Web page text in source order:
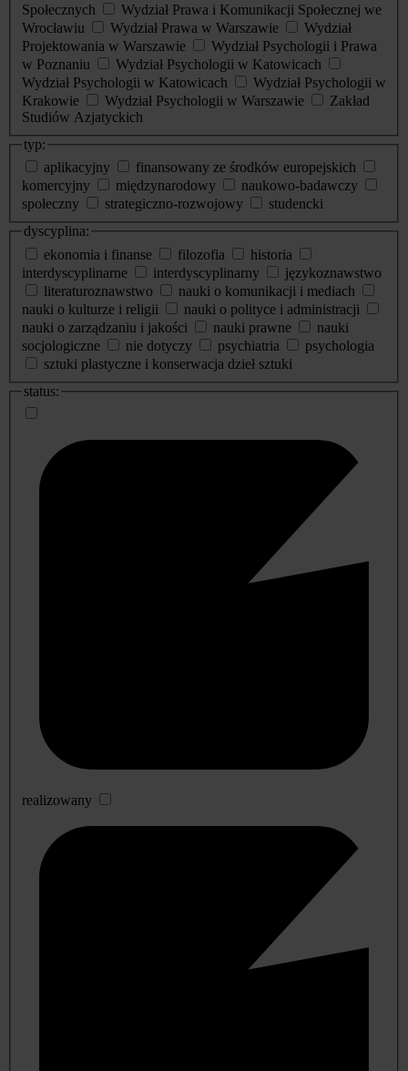
Społecznych
Wydział Prawa i Komunikacji Społecznej we
Wrocławiu
Wydział Prawa w Warszawie
Wydział
Projektowania w Warszawie
Wydział Psychologii i Prawa
w Poznaniu
Wydział Psychologii w Katowicach
Wydział Psychologii w Katowicach
Wydział Psychologii w
Krakowie
Wydział Psychologii w Warszawie
Zakład
Studiów Azjatyckich
typ:
aplikacyjny
finansowany ze środków europejskich
komercyjny
międzynarodowy
naukowo-badawczy
społeczny
strategiczno-rozwojowy
studencki
dyscyplina:
ekonomia i finanse
filozofia
historia
interdyscyplinarne
interdyscyplinarny
językoznawstwo
literaturoznawstwo
nauki o komunikacji i mediach
nauki o kulturze i religii
nauki o polityce i administracji
nauki o zarządzaniu i jakości
nauki prawne
nauki
socjologiczne
nie dotyczy psychiatria
psychologia
sztuki plastyczne i konserwacja dzieł sztuki
status:
realizowany